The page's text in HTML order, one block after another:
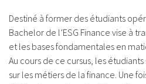
Destiné à former des étudiants
Bachelor de l’ESG Finance vise à
et les bases fondamentales en
Au cours de ce cursus, les
sur les métiers de la finance. Une